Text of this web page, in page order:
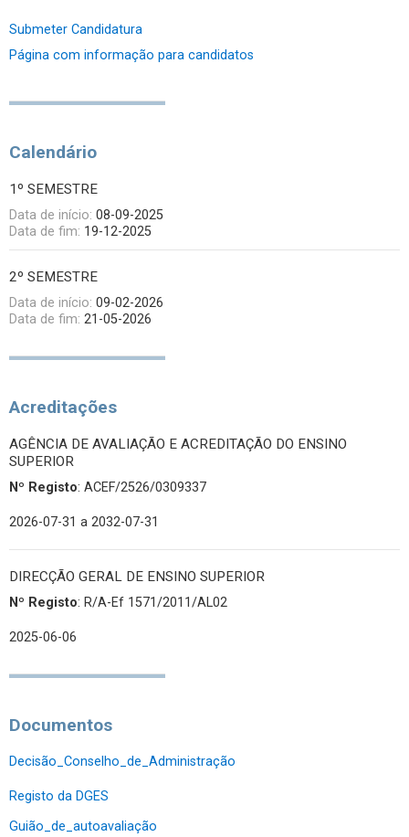
Submeter Candidatura
Página com informação para candidatos
Calendário
1º SEMESTRE
Data de início: 08-09-2025
Data de fim: 19-12-2025
2º SEMESTRE
Data de início: 09-02-2026
Data de fim: 21-05-2026
Acreditações
AGÊNCIA DE AVALIAÇÃO E ACREDITAÇÃO DO ENSINO
SUPERIOR
Nº Registo: ACEF/2526/0309337
2026-07-31 a 2032-07-31
DIRECÇÃO GERAL DE ENSINO SUPERIOR
Nº Registo: R/A-Ef 1571/2011/AL02
2025-06-06
Documentos
Decisão_Conselho_de_Administração
Registo da DGES
Guião_de_autoavaliação